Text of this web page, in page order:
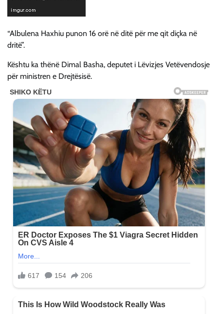
“Albulena Haxhiu punon 16 orë në ditë për me qit diçka në
dritë”.
Kështu ka thënë Dimal Basha, deputet i Lëvizjes Vetëvendosje
për ministren e Drejtësisë.